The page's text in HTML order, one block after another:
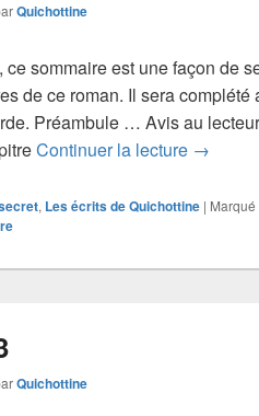
Quichottine
ce sommaire est une façon de
de ce roman. Il sera complété
Préambule … Avis au
Continuer la lecture Elle
→
, Les écrits de Quichottine | Marqué
Quichottine